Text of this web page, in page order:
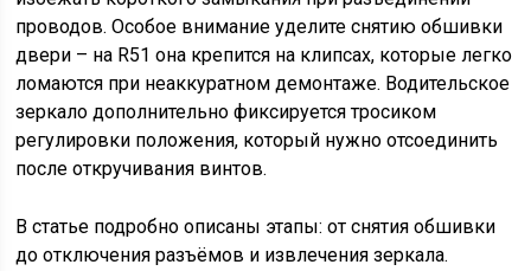
проводов. Особое внимание уделите снятию обшивки
двери – на R51 она крепится на клипсах, которые легко
ломаются при неаккуратном демонтаже. Водительское
зеркало дополнительно фиксируется тросиком
регулировки положения, который нужно отсоединить
после откручивания винтов.
В статье подробно описаны этапы: от снятия обшивки
до отключения разъёмов и извлечения зеркала.